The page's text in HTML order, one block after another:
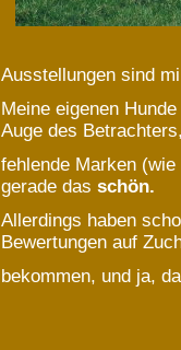
Ausstellungen sind
Meine eigenen
Auge des
fehlende Marken
gerade das schön.
Allerdings haben
Bewertungen auf
bekommen, und ja,